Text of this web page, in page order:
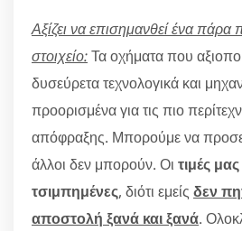
Αξίζει να επισημανθεί ένα πάρα
στοιχείο:Τα οχήματα που
δυσεύρετα τεχνολογικά και
προορισμένα για τις πιο
απόφραξης. Μπορούμε να
άλλοι δεν μπορούν. Οι τιμές
τσιμπημένες, διότι εμείς δεν
αποστολή ξανά και ξανά.